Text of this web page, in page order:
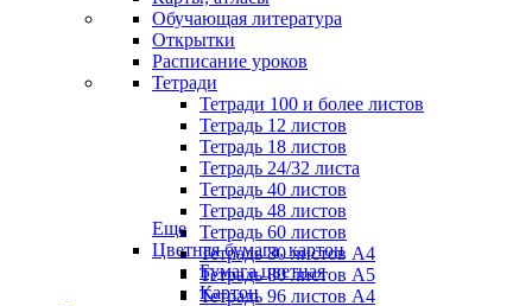
Обучающая литература
Открытки
Расписание уроков
Тетради
Тетради 100 и более листов
Тетрадь 12 листов
Тетрадь 18 листов
Тетрадь 24/32 листа
Тетрадь 40 листов
Тетрадь 48 листов
Тетрадь 60 листов
Тетрадь 80 листов А4
Тетрадь 80 листов А5
Тетрадь 96 листов А4
Еще
Цветная бумага, картон
Бумага цветная
Картон